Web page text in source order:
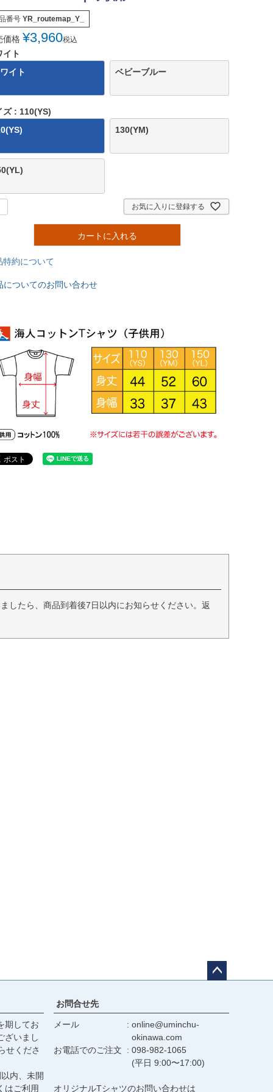
番号 YR_routemap_Y_
価格 ¥3,960税込
イト
イト
ベビーブルー
ズ
110(YS)
130(YM)
お気に入りに登録する
カートに入れる
特約について
についてのお問い合わせ
したら、商品到着後7日以内にお知らせください。返
ップ
期してお
ざいまし
せくださ
内、未開
はご利用
お問合せ先
メール
online@uminchu-
okinawa.com
お電話でのご注文
098-982-1065
(平日 9:00〜17:00)
オリジナルTシャツのお問い合わせは